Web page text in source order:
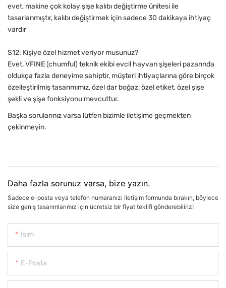
evet, makine çok kolay şişe kalıbı değiştirme ünitesi ile
tasarlanmıştır, kalıbı değiştirmek için sadece 30 dakikaya ihtiyaç
vardır
S12: Kişiye özel hizmet veriyor musunuz?
Evet, VFINE (chumful) teknik ekibi evcil hayvan şişeleri pazarında
oldukça fazla deneyime sahiptir, müşteri ihtiyaçlarına göre birçok
özelleştirilmiş tasarımımız, özel dar boğaz, özel etiket, özel şişe
şekli ve şişe fonksiyonu mevcuttur.
Başka sorularınız varsa lütfen bizimle iletişime geçmekten
çekinmeyin.
Daha fazla sorunuz varsa, bize yazın.
Sadece e-posta veya telefon numaranızı iletişim formunda bırakın, böylece
size geniş tasarımlarımız için ücretsiz bir fiyat teklifi gönderebiliriz!
Isim
E-Posta